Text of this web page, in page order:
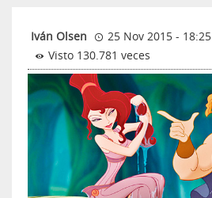
Iván Olsen 25 Nov 2015 - 18:25
Visto 130.781 veces